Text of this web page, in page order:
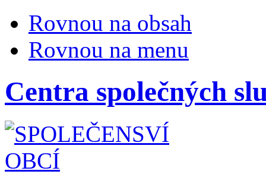
Rovnou na obsah
Rovnou na menu
Centra společných